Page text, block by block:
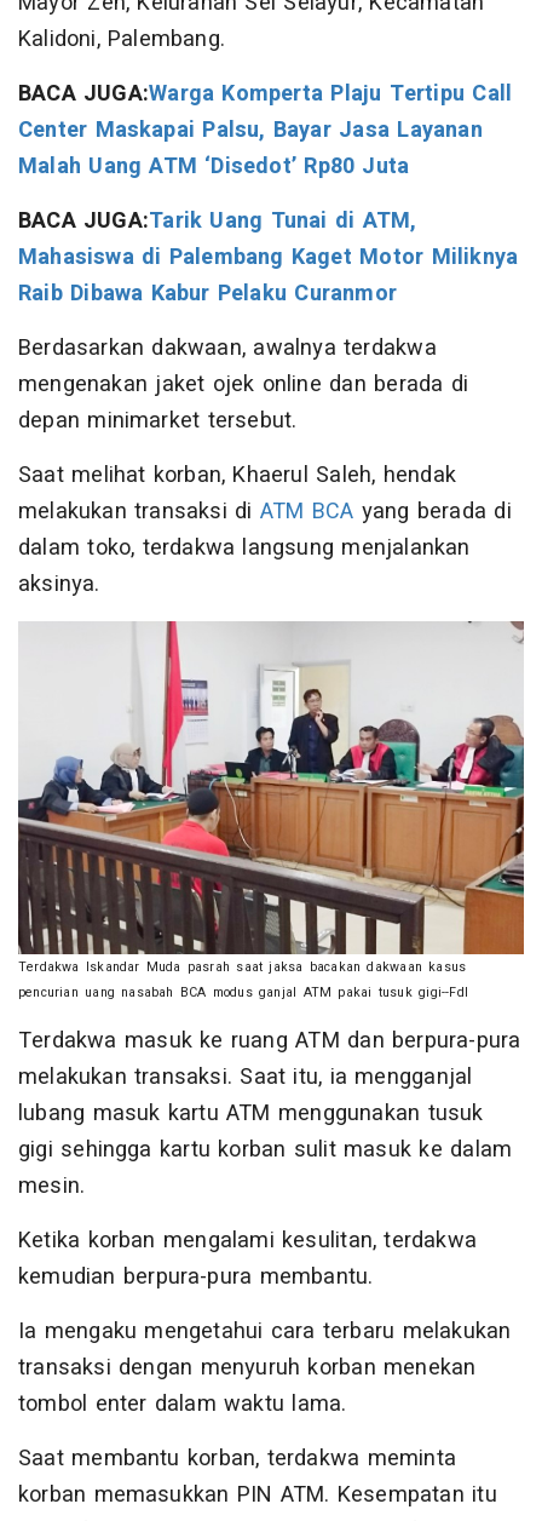
Kalidoni, Palembang.
BACA JUGA:Warga Komperta Plaju Tertipu Call
Center Maskapai Palsu, Bayar Jasa Layanan
Malah Uang ATM ‘Disedot’ Rp80 Juta
BACA JUGA:Tarik Uang Tunai di ATM,
Mahasiswa di Palembang Kaget Motor Miliknya
Raib Dibawa Kabur Pelaku Curanmor
Berdasarkan dakwaan, awalnya terdakwa
mengenakan jaket ojek online dan berada di
depan minimarket tersebut.
Saat melihat korban, Khaerul Saleh, hendak
melakukan transaksi di ATM BCA yang berada di
dalam toko, terdakwa langsung menjalankan
aksinya.
Terdakwa Iskandar Muda pasrah saat jaksa bacakan dakwaan kasus
pencurian uang nasabah BCA modus ganjal ATM pakai tusuk gigi--Fdl
Terdakwa masuk ke ruang ATM dan berpura-pura
melakukan transaksi. Saat itu, ia mengganjal
lubang masuk kartu ATM menggunakan tusuk
gigi sehingga kartu korban sulit masuk ke dalam
mesin.
Ketika korban mengalami kesulitan, terdakwa
kemudian berpura-pura membantu.
Ia mengaku mengetahui cara terbaru melakukan
transaksi dengan menyuruh korban menekan
tombol enter dalam waktu lama.
Saat membantu korban, terdakwa meminta
korban memasukkan PIN ATM. Kesempatan itu